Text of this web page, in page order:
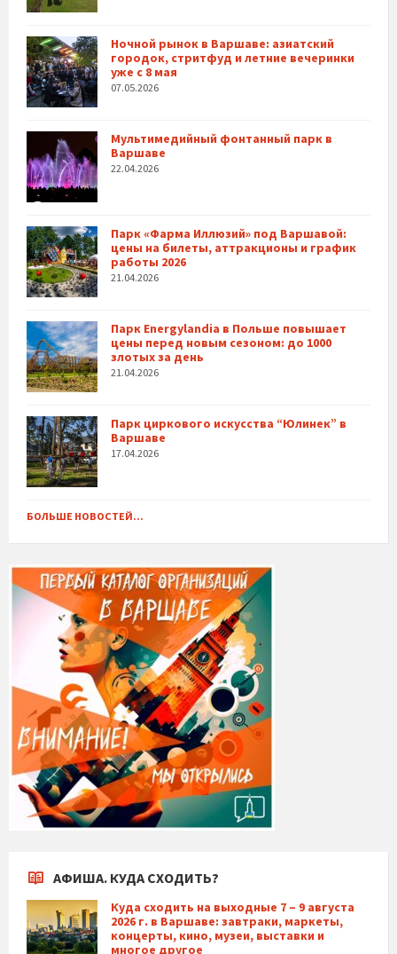
Ночной рынок в Варшаве: азиатский
городок, стритфуд и летние вечеринки
уже с 8 мая
07.05.2026
Мультимедийный фонтанный парк в
Варшаве
22.04.2026
Парк «Фарма Иллюзий» под Варшавой:
цены на билеты, аттракционы и график
работы 2026
21.04.2026
Парк Energylandia в Польше повышает
цены перед новым сезоном: до 1000
злотых за день
21.04.2026
Парк циркового искусства “Юлинек” в
Варшаве
17.04.2026
БОЛЬШЕ НОВОСТЕЙ...
АФИША. КУДА СХОДИТЬ?
Куда сходить на выходные 7 – 9 августа
2026 г. в Варшаве: завтраки, маркеты,
концерты, кино, музеи, выставки и
многое другое